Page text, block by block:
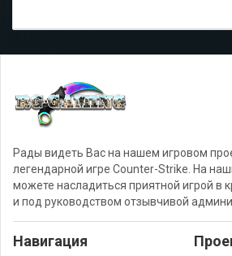
Рады видеть Вас на нашем игровом
легендарной игре Counter-Strike. На
можете насладиться приятной игрой в
и под руководством отзывчивой
Навигация